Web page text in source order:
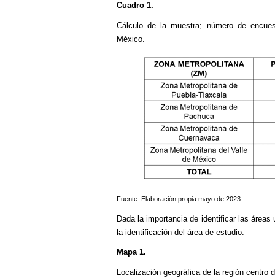
Cuadro 1.
Cálculo de la muestra; número de
México.
Fuente: Elaboración propia mayo de 2023.
Dada la importancia de identificar las
la identificación del área de estudio.
Mapa 1.
Localización geográfica de la región centro